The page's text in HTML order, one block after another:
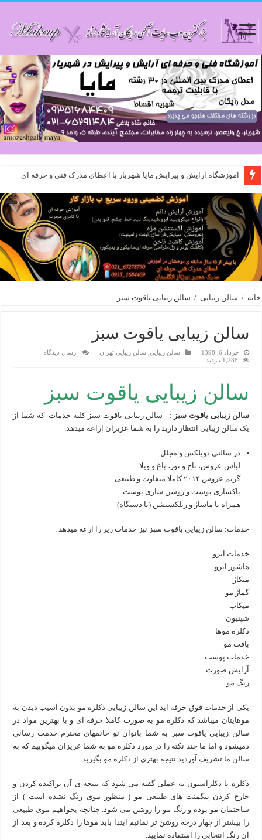
آموزشگاه آرایش و پیرایش مایا شهریار با اعطای مدرک فنی و حرفه ای
خانه / سالن زیبایی / سالن زیبایی یاقوت سبز
سالن زیبایی یاقوت سبز
خرداد 6, 1398 سالن زیبایی ,سالن زیبایی تهران
ارسال دیدگاه
1,288 بازدید
سالن زیبایی یاقوت سبز
سالن زیبایی یاقوت سبز : سالن زیبایی یاقوت سبز کلیه خدمات که شما از
یک سالن زیبایی انتظار دارید را به شما عزیزان اراعه میدهد.
در سالنی دوبلکس و مجلل
لباس عروس، تاج و تور، باغ و ویلا
گریم عروس ۲۰۱۴ کاملا متفاوت و طبیعی
پاکسازی پوست و روشن سازی پوست
همراه با ماساژ و ریلکسیشن (با دستگاه)
خدمات: سالن زیبایی یاقوت سبز نیز خدمات زیر را ارعه میدهد .
خدمات ابرو
هاشور ابرو
میکاژ
گماژ مو
میکاپ
شینیون
دکلره موها
بافت مو
خدمات پوست
آرایش صورت
رنگ مو
یکی از خدمات فوق حرفه ایذ این سالن زیبایی دکلره مو بدون آسیب دیدن به
موهایتان میباشد که دکلره مو به صورت کاملا حرفه ای و با بهترین مواد در
سالن زیبایی یاقوت سبز به شما بانوان ئو خانمهای محترم خدمت رسانی
ذمیشود و اما ما چند نکته را در مورد دکلره مو به شما عزیزان میگوییم که به
سالن ما تشریف آوردید نتیجه بهتری از دکلره مو بگیریذ.
دکلره یا دکلراسیون به عملی گفته می شود که نتیجه ی آن پراکنده کردن و
خارج کردن پیگمنت های طبیعی مو ( منظور موی رنگ نشده است ) از
ساختمان مو بوده و رنگ مو را روشن می شود. چنانچه بخواهیم موی طبیعی
را بیشتر از چهار درجه روشن تر نمائیم ابتدا باید موها را دکلره کرده و بعد از
آن رنگ انتخابی را استفاده نمایید.